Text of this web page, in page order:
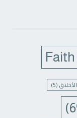
Faith
الأخلاق (5)